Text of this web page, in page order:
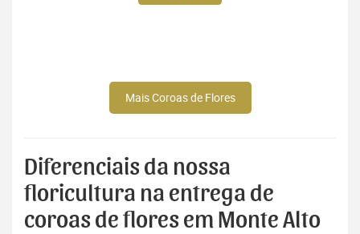
Mais Coroas de Flores
Diferenciais da nossa
floricultura na entrega de
coroas de flores em Monte Alto